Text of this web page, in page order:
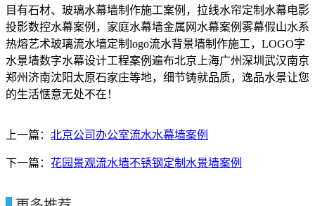
目有石材、玻璃水幕墙制作施工案例，拉线水帘定制水幕电影
投影数控水幕案例，家庭水幕墙金属网水幕案例雾幕假山水系
热熔艺术玻璃流水墙定制logo流水背景墙制作施工，LOGO字
水景墙数字水幕设计工程案例遍布北京上海广州深圳武汉南京
郑州济南沈阳太原石家庄等地，细节铸就品质，逸品水景让您
的生活惬意无处不在！
上一篇： 北京公司办公室流水水幕墙案例
下一篇： 花园景观流水墙不锈钢定制水景墙案例